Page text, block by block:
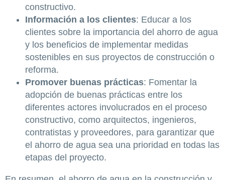
constructivo.
Información a los clientes: Educar a los
clientes sobre la importancia del ahorro de agua
y los beneficios de implementar medidas
sostenibles en sus proyectos de construcción o
reforma.
Promover buenas prácticas: Fomentar la
adopción de buenas prácticas entre los
diferentes actores involucrados en el proceso
constructivo, como arquitectos, ingenieros,
contratistas y proveedores, para garantizar que
el ahorro de agua sea una prioridad en todas las
etapas del proyecto.